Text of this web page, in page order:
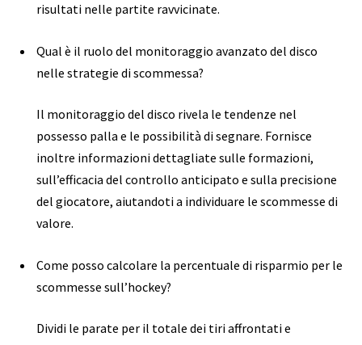
risultati nelle partite ravvicinate.
Qual è il ruolo del monitoraggio avanzato del disco
nelle strategie di scommessa?
Il monitoraggio del disco rivela le tendenze nel
possesso palla e le possibilità di segnare. Fornisce
inoltre informazioni dettagliate sulle formazioni,
sull’efficacia del controllo anticipato e sulla precisione
del giocatore, aiutandoti a individuare le scommesse di
valore.
Come posso calcolare la percentuale di risparmio per le
scommesse sull’hockey?
Dividi le parate per il totale dei tiri affrontati e